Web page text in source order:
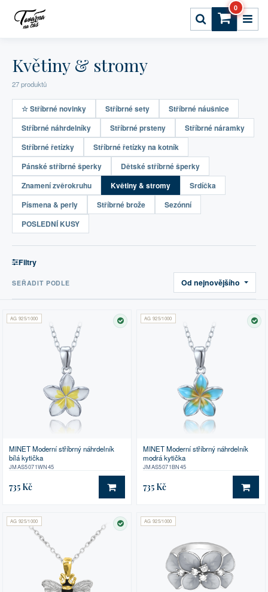
0
Květiny & stromy
27 produktů
☆ Stříbrné novinky Stříbrné sety
Stříbrné náušnice
Stříbrné náhrdelníky
Stříbrné prsteny
Stříbrné náramky
Stříbrné řetízky
Stříbrné řetízky na kotník
Pánské stříbrné šperky
Dětské stříbrné šperky
Znamení zvěrokruhu
Květiny & stromy
Srdíčka
Písmena & perly
Stříbrné brože
Sezónní
POSLEDNÍ KUSY
Filtry
SEŘADIT PODLE Od nejnovějšího
AG 925/1000
SKLADEM
MINET Moderní stříbrný náhrdelník
bílá kytička
JMAS5071WN45
735 Kč DO KOŠÍKU
AG 925/1000
MINET Moderní stříbrný náhrdelník
modrá kytička
JMAS5071BN45
735 Kč DO
AG 925/1000
SKLADEM
AG 925/1000